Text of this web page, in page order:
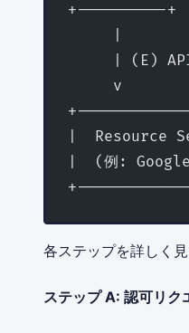
+----------
| (E) API
     v
|  Resource
|  (例:
各ステップを詳しく見
ステップ A: 認可リク